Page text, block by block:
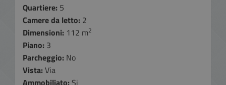
Quartiere: 5
Camere da letto: 2
Dimensioni: 112 m2
Piano: 3
Parcheggio: No
Vista: Via
Ammobiliato: Si